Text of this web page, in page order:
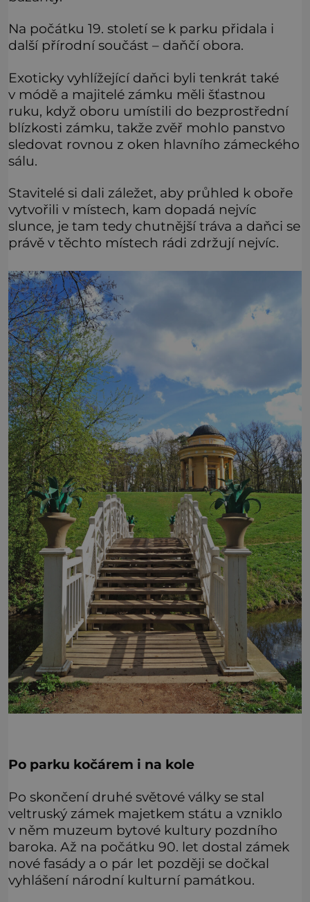
Na počátku 19. století se k parku přidala i
další přírodní součást – daňčí obora.
Exoticky vyhlížející daňci byli tenkrát také
v módě a majitelé zámku měli šťastnou
ruku, když oboru umístili do bezprostřední
blízkosti zámku, takže zvěř mohlo panstvo
sledovat rovnou z oken hlavního zámeckého
sálu.
Stavitelé si dali záležet, aby průhled k oboře
vytvořili v místech, kam dopadá nejvíc
slunce, je tam tedy chutnější tráva a daňci se
právě v těchto místech rádi zdržují nejvíc.
Po parku kočárem i na kole
Po skončení druhé světové války se stal
veltruský zámek majetkem státu a vzniklo
v něm muzeum bytové kultury pozdního
baroka. Až na počátku 90. let dostal zámek
nové fasády a o pár let později se dočkal
vyhlášení národní kulturní památkou.